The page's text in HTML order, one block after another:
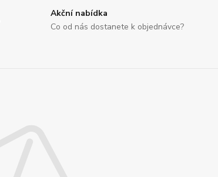
Akční nabídka
Co od nás dostanete k objednávce?